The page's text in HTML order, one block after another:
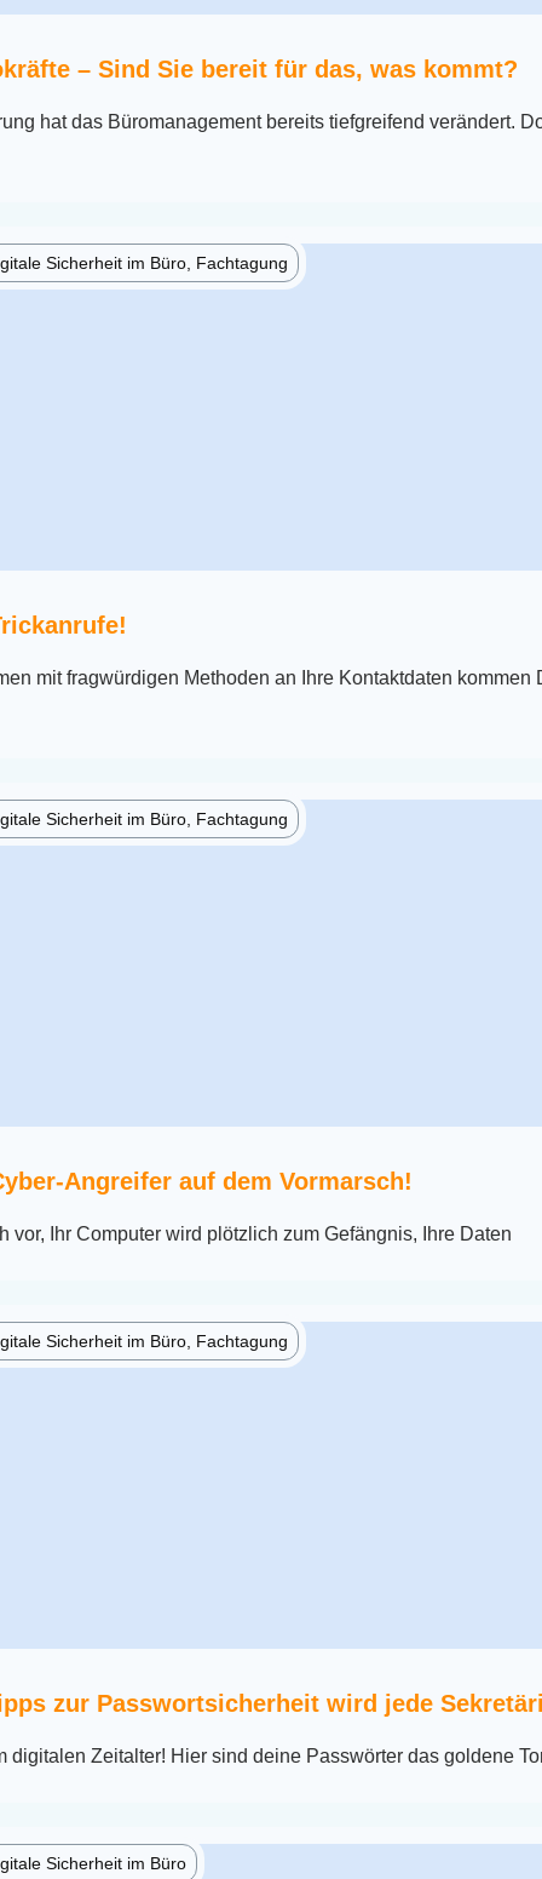
– Sind Sie bereit für das, was kommt?
hat das Büromanagement bereits tiefgreifend verändert.
Sicherheit im Büro, Fachtagung
mit fragwürdigen Methoden an Ihre Kontaktdaten kommen
Sicherheit im Büro, Fachtagung
Angreifer auf dem Vormarsch!
vor, Ihr Computer wird plötzlich zum Gefängnis, Ihre Daten
Sicherheit im Büro, Fachtagung
zur Passwortsicherheit wird jede
digitalen Zeitalter! Hier sind deine Passwörter das goldene
Sicherheit im Büro